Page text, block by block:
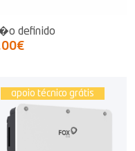
definido
apoio técnico grátis